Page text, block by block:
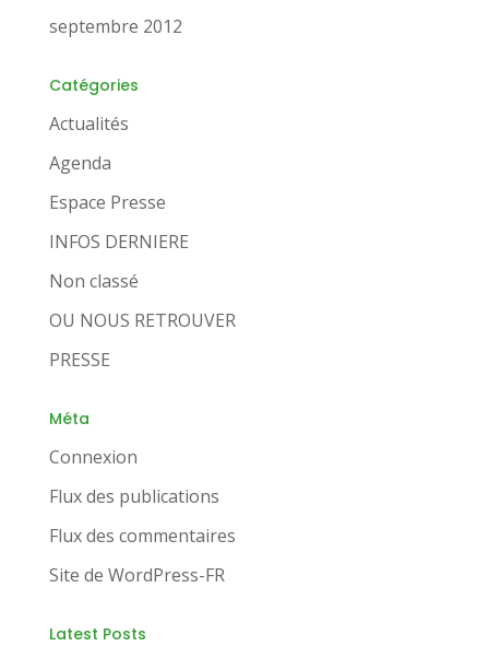
septembre 2012
Catégories
Actualités
Agenda
Espace Presse
INFOS DERNIERE
Non classé
OU NOUS RETROUVER
PRESSE
Méta
Connexion
Flux des publications
Flux des commentaires
Site de WordPress-FR
Latest Posts